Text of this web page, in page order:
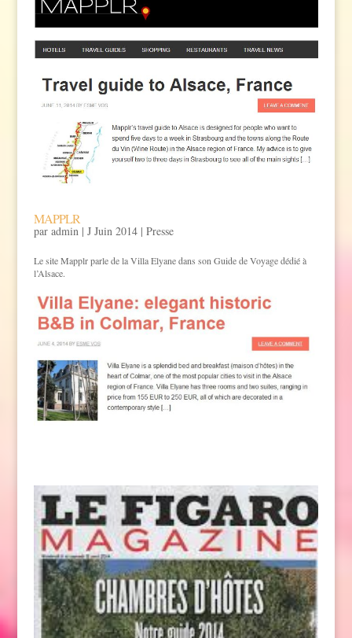
MAPPLR
par admin| J Juin 2014| Presse
Le site Mapplr parle de la Villa Elyane dans son Guide de Voyage dédié à
l’Alsace.